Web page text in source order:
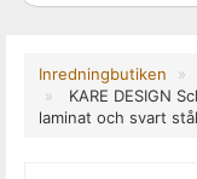
Inredningbutiken
KARE DESIGN
laminat och svart